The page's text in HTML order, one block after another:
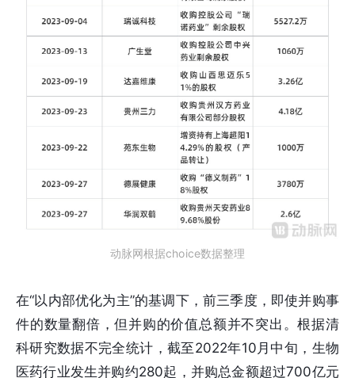
动脉网根据choice数据整理
在“以内部优化为主”的基调下，前三季度，即使并购事
件的数量翻倍，但并购的价值总额并不突出。根据清
科研究数据不完全统计，截至2022年10月中旬，生物
医药行业发生并购约280起，并购总金额超过700亿元